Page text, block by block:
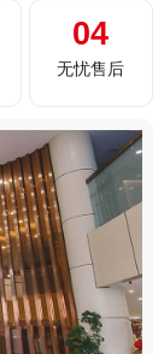
04
无忧售后